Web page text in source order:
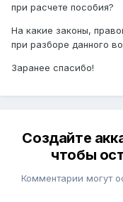
при расчете пособия?
На какие законы,
при разборе данного
Заранее спасибо!
Создайте
чтобы
Комментарии могут